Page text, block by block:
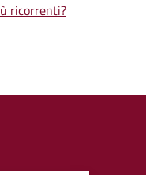
ricorrenti?